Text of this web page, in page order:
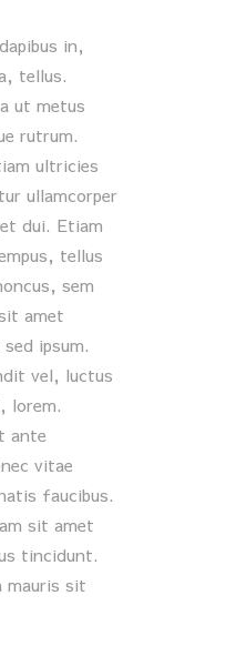
in,
tellus.
ut metus
rutrum.
ultricies
ullamcorper
dui. Etiam
tellus
sem
amet
ipsum.
vel, luctus
lorem.
ante
vitae
faucibus.
sit amet
tincidunt.
mauris sit